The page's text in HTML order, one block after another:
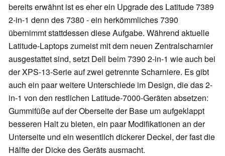
bereits erwähnt ist es eher ein Upgrade des Latitude 7389
2-in-1 denn des 7380 - ein herkömmliches 7390
übernimmt stattdessen diese Aufgabe. Während aktuelle
Latitude-Laptops zumeist mit dem neuen Zentralscharnier
ausgestattet sind, setzt Dell beim 7390 2-in-1 wie auch bei
der XPS-13-Serie auf zwei getrennte Scharniere. Es gibt
auch ein paar weitere Unterschiede im Design, die das 2-
in-1 von den restlichen Latitude-7000-Geräten absetzen:
Gummifüße auf der Oberseite der Base um aufgeklappt
besseren Halt zu bieten, ein paar Modifikationen an der
Unterseite und ein wesentlich dickerer Deckel, der fast die
Hälfte der Dicke des Geräts ausmacht.